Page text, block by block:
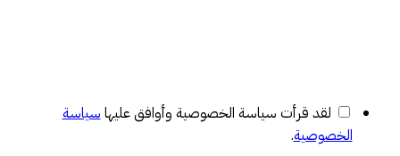
لقد قرأت سياسة الخصوصية وأوافق عليها سياسة
الخصوصية.